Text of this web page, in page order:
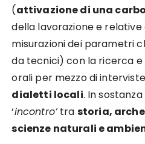
(attivazione di una
della lavorazione e relative
misurazioni dei parametri
da tecnici) con la ricerca
orali per mezzo di
dialetti locali. In
‘incontro’tra storia,
scienze naturali e